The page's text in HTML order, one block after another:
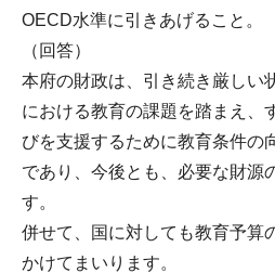
OECD水準に引きあげること。
（回答）
本府の財政は、引き続き厳しい
における教育の課題を踏まえ、
びを支援するために教育条件の
であり、今後とも、必要な財源
す。
併せて、国に対しても教育予算
かけてまいります。